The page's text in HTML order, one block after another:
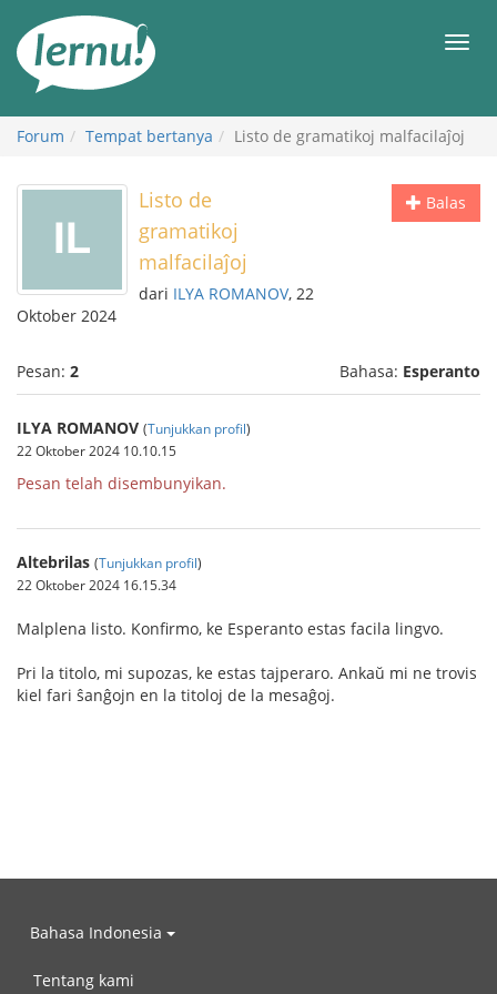
daftar
Forum Tempat bertanya Listo de gramatikoj malfacilaĵoj
Balas
Listo de
gramatikoj
malfacilaĵoj
dari ILYA ROMANOV, 22
Oktober 2024
Pesan: 2 Bahasa: Esperanto
ILYA ROMANOV (Tunjukkan profil)
22 Oktober 2024 10.10.15
Pesan telah disembunyikan.
Altebrilas (Tunjukkan profil)
22 Oktober 2024 16.15.34
Malplena listo. Konfirmo, ke Esperanto estas facila lingvo.
Pri la titolo, mi supozas, ke estas tajperaro. Ankaŭ mi ne trovis
kiel fari ŝanĝojn en la titoloj de la mesaĝoj.
Bahasa Indonesia
Tentang kami